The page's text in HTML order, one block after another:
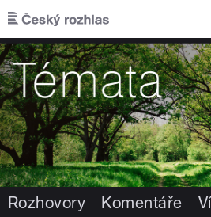
Přejít k hlavnímu obsahu
Rozhovory Komentáře